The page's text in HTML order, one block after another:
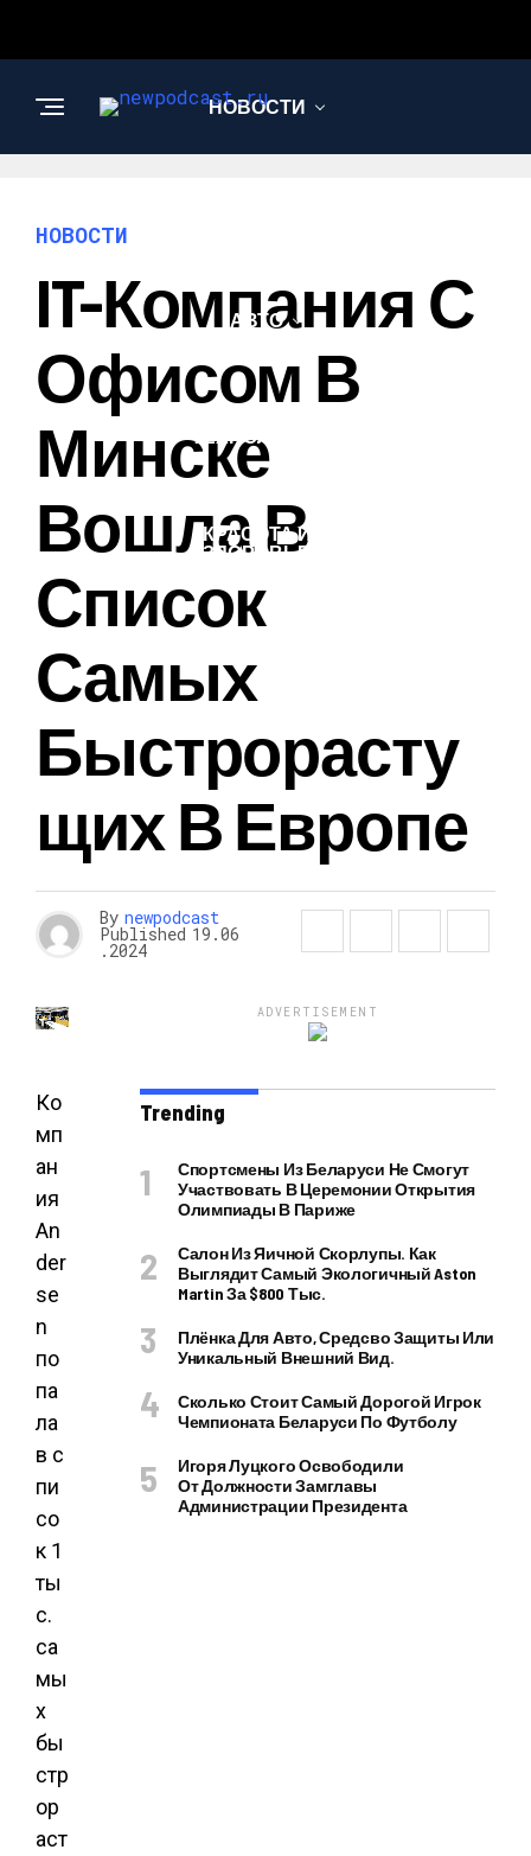
НОВОСТИ
АВТО
ТЕХНОЛОГИИ
КРАСОТА И
ЗДОРОВЬЕ
НОВОСТИ
IT-Компания С
Офисом В
Минске
Вошла В
Список
Самых
Быстрорасту
Щих В Европе
By newpodcast
Published 19.06
.2024
Ко
мп
ан
ия
An
der
se
n
по
па
ла
в с
пи
со
к 1
ты
с.
са
мы
х
бы
стр
ор
аст
ADVERTISEMENT
Trending
Спортсмены Из Беларуси Не Смогут
Участвовать В Церемонии Открытия
Олимпиады В Париже
Салон Из Яичной Скорлупы. Как
Выглядит Самый Экологичный Aston
Martin За $800 Тыс.
Плёнка Для Авто, Средсво Защиты Или
Уникальный Внешний Вид.
Сколько Стоит Самый Дорогой Игрок
Чемпионата Беларуси По Футболу
Игоря Луцкого Освободили
От Должности Замглавы
Администрации Президента